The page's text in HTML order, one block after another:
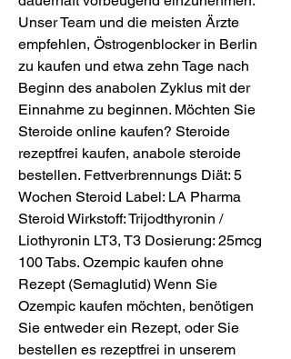
Unser Team und die meisten Ärzte
empfehlen, Östrogenblocker in Berlin
zu kaufen und etwa zehn Tage nach
Beginn des anabolen Zyklus mit der
Einnahme zu beginnen. Möchten Sie
Steroide online kaufen? Steroide
rezeptfrei kaufen, anabole steroide
bestellen. Fettverbrennungs Diät: 5
Wochen Steroid Label: LA Pharma
Steroid Wirkstoff: Trijodthyronin /
Liothyronin LT3, T3 Dosierung: 25mcg
100 Tabs. Ozempic kaufen ohne
Rezept (Semaglutid) Wenn Sie
Ozempic kaufen möchten, benötigen
Sie entweder ein Rezept, oder Sie
bestellen es rezeptfrei in unserem